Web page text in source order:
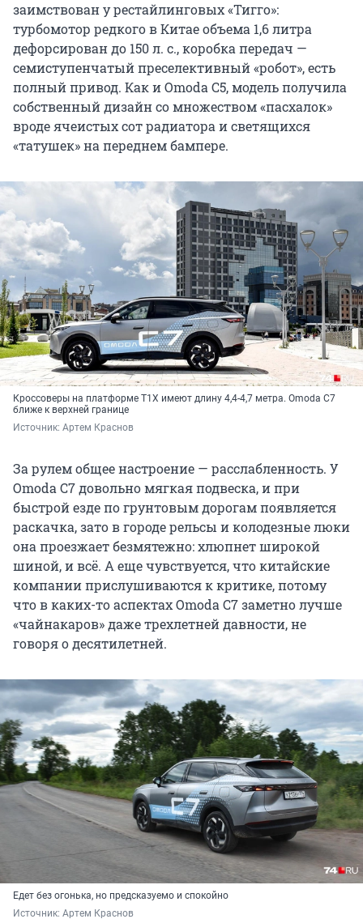
заимствован у рестайлинговых «Тигго»:
турбомотор редкого в Китае объема 1,6 литра
дефорсирован до 150 л. с., коробка передач —
семиступенчатый преселективный «робот», есть
полный привод. Как и Omoda C5, модель получила
собственный дизайн со множеством «пасхалок»
вроде ячеистых сот радиатора и светящихся
«татушек» на переднем бампере.
Кроссоверы на платформе T1X имеют длину 4,4-4,7 метра. Omoda C7
ближе к верхней границе
Источник: Артем Краснов
За рулем общее настроение — расслабленность. У
Omoda C7 довольно мягкая подвеска, и при
быстрой езде по грунтовым дорогам появляется
раскачка, зато в городе рельсы и колодезные люки
она проезжает безмятежно: хлюпнет широкой
шиной, и всё. А еще чувствуется, что китайские
компании прислушиваются к критике, потому
что в каких-то аспектах Omoda C7 заметно лучше
«чайнакаров» даже трехлетней давности, не
говоря о десятилетней.
Едет без огонька, но предсказуемо и спокойно
Источник: Артем Краснов